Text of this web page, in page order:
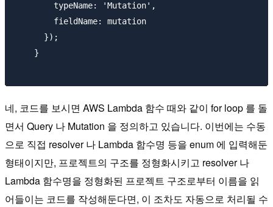
        typeName: 'Mutation',
        fieldName: mutation
      });
    }
네, 코드를 보시면 AWS Lambda 함수 때와 같이 for loop 를 돌
면서 Query 나 Mutation 을 정의하고 있습니다. 이번에는 수동
으로 직접 resolver 나 Lambda 함수명 등을 enum 에 입력해둔
형태이지만, 프로젝트의 구조를 정형화시키고 resolver 나
Lambda 함수명을 정형화된 프로젝트 구조로부터 이름을 읽
어들이는 코드를 작성해둔다면, 이 조차도 자동으로 처리될 수